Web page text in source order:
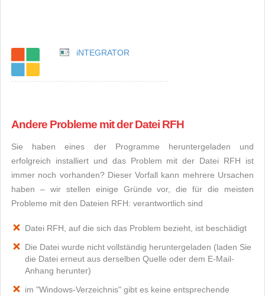
iNTEGRATOR
Andere Probleme mit der Datei RFH
Sie haben eines der Programme heruntergeladen und
erfolgreich installiert und das Problem mit der Datei RFH ist
immer noch vorhanden? Dieser Vorfall kann mehrere Ursachen
haben – wir stellen einige Gründe vor, die für die meisten
Probleme mit den Dateien RFH: verantwortlich sind
Datei RFH, auf die sich das Problem bezieht, ist beschädigt
Die Datei wurde nicht vollständig heruntergeladen (laden Sie
die Datei erneut aus derselben Quelle oder dem E-Mail-
Anhang herunter)
im "Windows-Verzeichnis" gibt es keine entsprechende